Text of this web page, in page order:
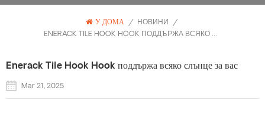
У ДОМА / НОВИНИ
/
ENERACK TILE HOOK HOOK ПОДДЪРЖА ВСЯКО СЛЪНЦЕ ЗА ВАС
Enerack Tile Hook Hook поддържа всяко слънце за вас
Mar 21, 2025